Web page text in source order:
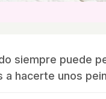
siempre puede
hacerte unos